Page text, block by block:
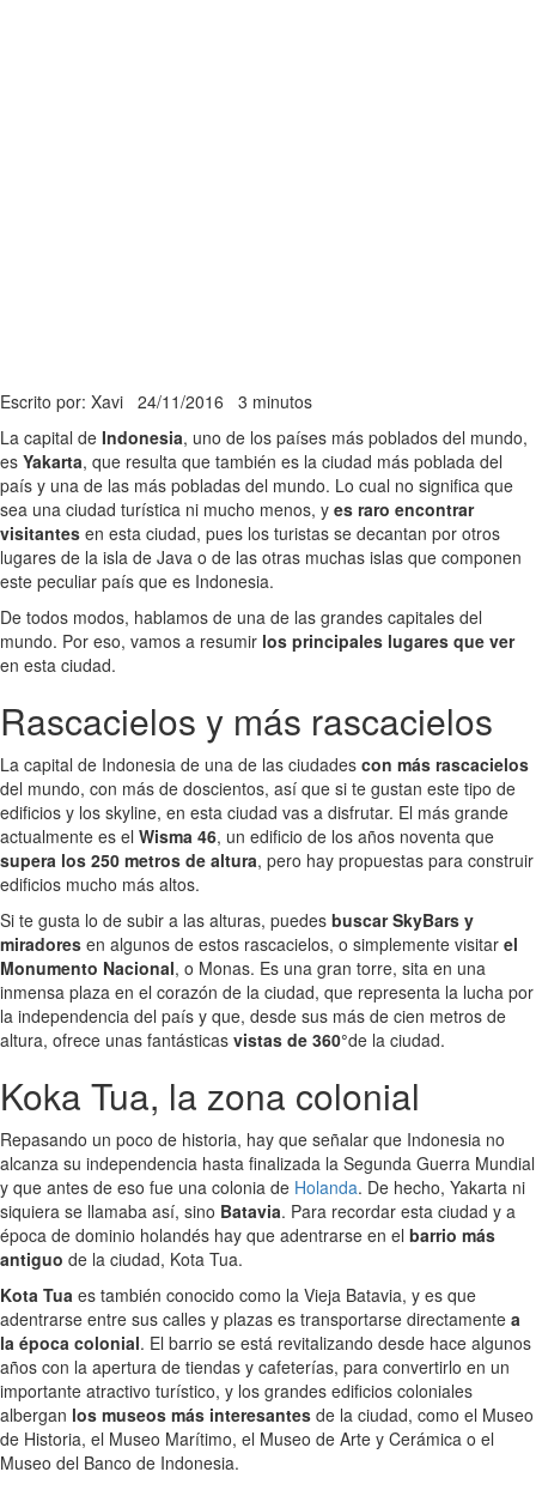
Escrito por: Xavi 24/11/2016 3 minutos
La capital de Indonesia, uno de los países más poblados del mundo,
es Yakarta, que resulta que también es la ciudad más poblada del
país y una de las más pobladas del mundo. Lo cual no significa que
sea una ciudad turística ni mucho menos, y es raro encontrar
visitantes en esta ciudad, pues los turistas se decantan por otros
lugares de la isla de Java o de las otras muchas islas que componen
este peculiar país que es Indonesia.
De todos modos, hablamos de una de las grandes capitales del
mundo. Por eso, vamos a resumir los principales lugares que ver
en esta ciudad.
Rascacielos y más rascacielos
La capital de Indonesia de una de las ciudades con más rascacielos
del mundo, con más de doscientos, así que si te gustan este tipo de
edificios y los skyline, en esta ciudad vas a disfrutar. El más grande
actualmente es el Wisma 46, un edificio de los años noventa que
supera los 250 metros de altura, pero hay propuestas para construir
edificios mucho más altos.
Si te gusta lo de subir a las alturas, puedes buscar SkyBars y
miradores en algunos de estos rascacielos, o simplemente visitar el
Monumento Nacional, o Monas. Es una gran torre, sita en una
inmensa plaza en el corazón de la ciudad, que representa la lucha por
la independencia del país y que, desde sus más de cien metros de
altura, ofrece unas fantásticas vistas de 360°de la ciudad.
Koka Tua, la zona colonial
Repasando un poco de historia, hay que señalar que Indonesia no
alcanza su independencia hasta finalizada la Segunda Guerra Mundial
y que antes de eso fue una colonia de Holanda. De hecho, Yakarta ni
siquiera se llamaba así, sino Batavia. Para recordar esta ciudad y a
época de dominio holandés hay que adentrarse en el barrio más
antiguo de la ciudad, Kota Tua.
Kota Tua es también conocido como la Vieja Batavia, y es que
adentrarse entre sus calles y plazas es transportarse directamente a
la época colonial. El barrio se está revitalizando desde hace algunos
años con la apertura de tiendas y cafeterías, para convertirlo en un
importante atractivo turístico, y los grandes edificios coloniales
albergan los museos más interesantes de la ciudad, como el Museo
de Historia, el Museo Marítimo, el Museo de Arte y Cerámica o el
Museo del Banco de Indonesia.